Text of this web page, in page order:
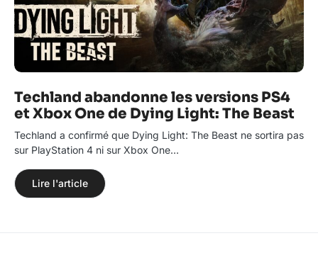
Techland abandonne les versions PS4
et Xbox One de Dying Light: The Beast
Techland a confirmé que Dying Light: The Beast ne sortira pas
sur PlayStation 4 ni sur Xbox One…
Lire l'article